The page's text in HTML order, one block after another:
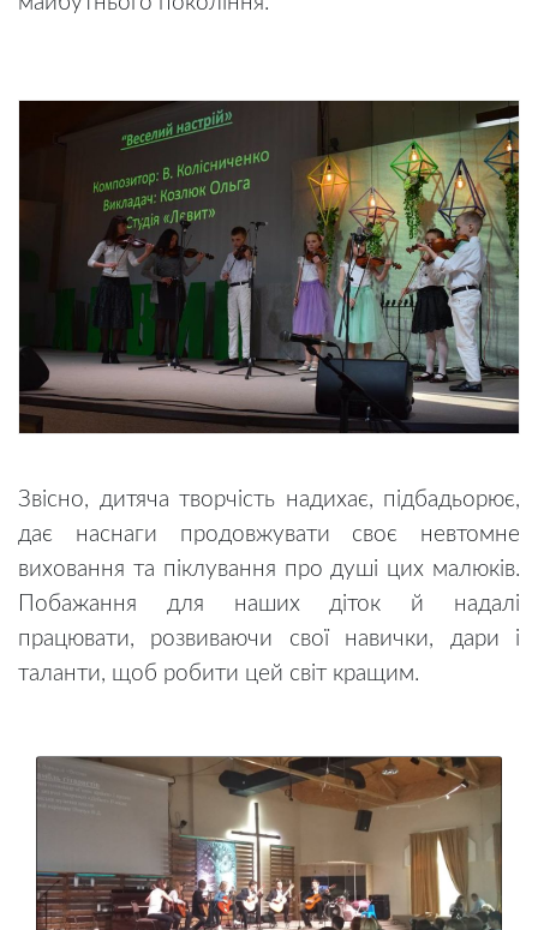
Звісно, дитяча творчість надихає, підбадьорює,
дає наснаги продовжувати своє невтомне
виховання та піклування про душі цих малюків.
Побажання для наших діток й надалі
працювати, розвиваючи свої навички, дари і
таланти, щоб робити цей світ кращим.